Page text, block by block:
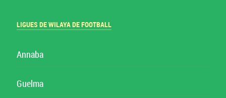
LIGUES DE WILAYA DE FOOTBALL
Annaba
Guelma